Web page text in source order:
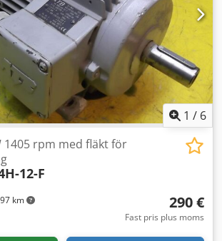
1 / 6
km
1405 rpm med fläkt för
12-F
290 €
Fast pris plus moms